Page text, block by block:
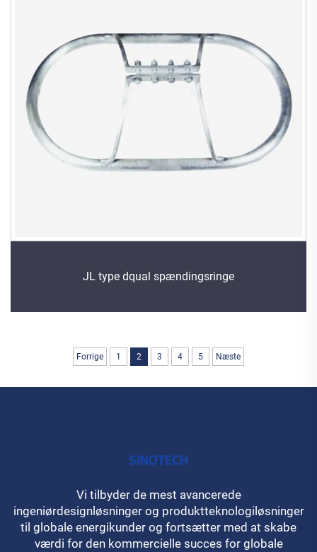
JL type dqual spændingsringe
Forrige 1 2 3 4 5 Næste
Vi tilbyder de mest avancerede
ingeniørdesignløsninger og produktteknologiløsninger
til globale energikunder og fortsætter med at skabe
værdi for den kommercielle succes for globale